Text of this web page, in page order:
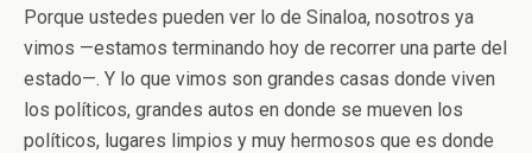
Porque ustedes pueden ver lo de Sinaloa, nosotros ya
vimos —estamos terminando hoy de recorrer una parte del
estado—. Y lo que vimos son grandes casas donde viven
los políticos, grandes autos en donde se mueven los
políticos, lugares limpios y muy hermosos que es donde